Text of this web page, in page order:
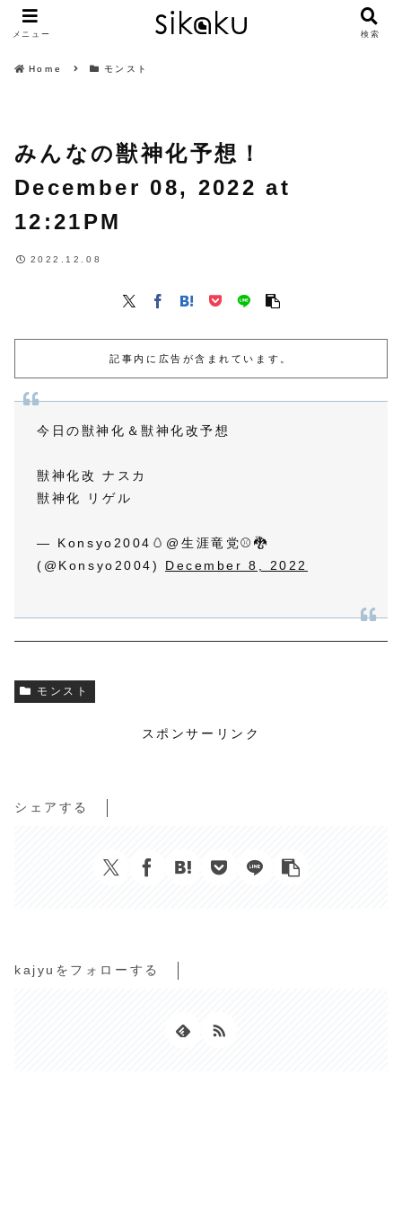
Home モンスト
みんなの獣神化予想！
December 08, 2022 at
12:21PM
2022.12.08
記事内に広告が含まれています。
今日の獣神化＆獣神化改予想
獣神化改 ナスカ
獣神化 リゲル
— Konsyo2004🥚@生涯竜党⚾🐉
(@Konsyo2004) December 8, 2022
モンスト
スポンサーリンク
シェアする
kajyuをフォローする
メニュー 検索